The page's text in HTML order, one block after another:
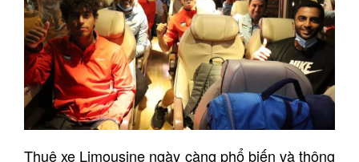
Thuê xe Limousine ngày càng phổ biến và thông